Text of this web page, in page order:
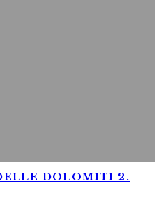
DOLOMITI 2.